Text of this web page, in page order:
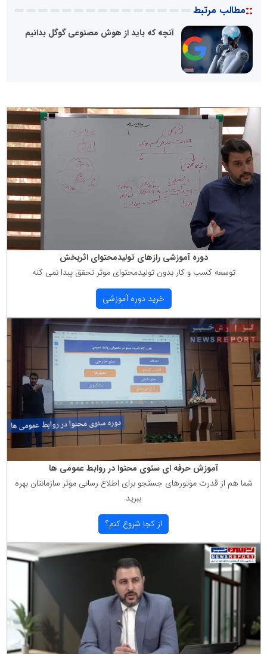
::مطالب مرتبط
آنچه که باید از هوش مصنوعی گوگل بدانیم
دوره آموزشی رازهای تولیدمحتوای اثربخش
توسعه كسب و كار بدون تولیدمحتوای موثر تحقق پبدا نمی كنه
خرید دوره آموزشی
آموزش حرفه ای سئوی محتوا در روابط عمومی ها
شما هم از قدرت موتورهای جستجو برای اطلاع رسانی موثر سازمانتان بهره
ببرید
از كجا شروع كنم؟